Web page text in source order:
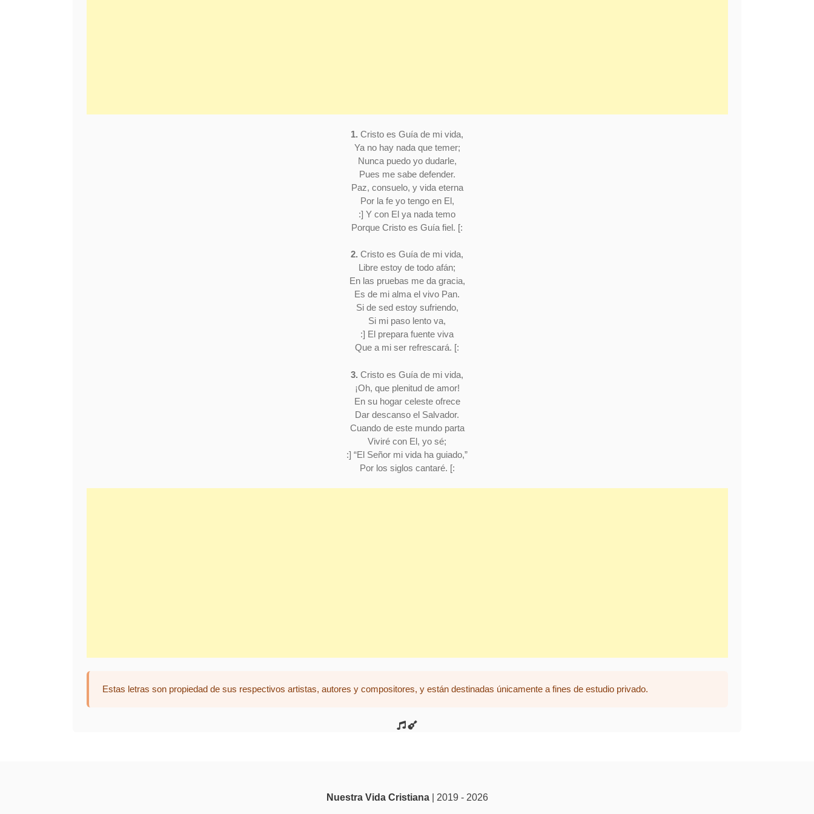
1. Cristo es Guía de mi vida,
Ya no hay nada que temer;
Nunca puedo yo dudarle,
Pues me sabe defender.
Paz, consuelo, y vida eterna
Por la fe yo tengo en El,
:] Y con El ya nada temo
Porque Cristo es Guía fiel. [:
2. Cristo es Guía de mi vida,
Libre estoy de todo afán;
En las pruebas me da gracia,
Es de mi alma el vivo Pan.
Si de sed estoy sufriendo,
Si mi paso lento va,
:] El prepara fuente viva
Que a mi ser refrescará. [:
3. Cristo es Guía de mi vida,
¡Oh, que plenitud de amor!
En su hogar celeste ofrece
Dar descanso el Salvador.
Cuando de este mundo parta
Viviré con El, yo sé;
:] “El Señor mi vida ha guiado,”
Por los siglos cantaré. [:
Estas letras son propiedad de sus respectivos artistas, autores y compositores, y están destinadas únicamente a fines de estudio privado.
Nuestra Vida Cristiana| 2019 - 2026